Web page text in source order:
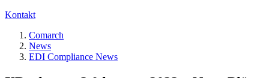
Kontakt
Comarch
News
EDI Compliance News